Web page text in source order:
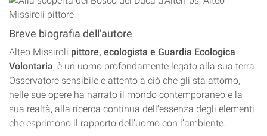
Breve biografia dell'autore
Alteo Missiroli pittore, ecologista e Guardia Ecologica
Volontaria, è un uomo profondamente legato alla sua terra.
Osservatore sensibile e attento a ciò che gli sta attorno,
nelle sue opere ha narrato il mondo contemporaneo e la
sua realtà, alla ricerca continua dell’essenza degli elementi
che esprimono il rapporto dell’uomo con l’ambiente.